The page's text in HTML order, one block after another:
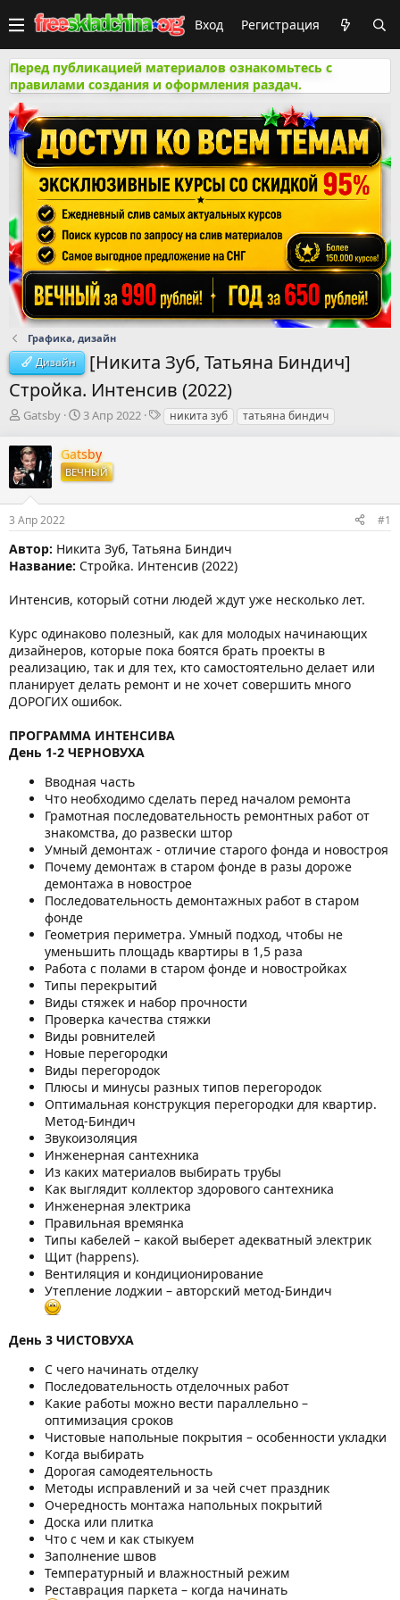
Вход Регистрация
Перед публикацией материалов ознакомьтесь с
правилами создания и оформления раздач.
Графика, дизайн
Дизайн
[Никита Зуб, Татьяна Биндич]
Стройка. Интенсив (2022)
А
т
о
р
м
ы
Gatsby
Д
т
а
н
а
л
а
3 Апр 2022
Тникита зуб татьяна биндич
Gatsby
ВЕЧНЫЙ
3 Апр 2022 #1
Автор: Никита Зуб, Татьяна Биндич
Название: Стройка. Интенсив (2022)
Интенсив, который сотни людей ждут уже несколько лет.
Курс одинаково полезный, как для молодых начинающих
дизайнеров, которые пока боятся брать проекты в
реализацию, так и для тех, кто самостоятельно делает или
планирует делать ремонт и не хочет совершить много
ДОРОГИХ ошибок.
ПРОГРАММА ИНТЕНСИВА
День 1-2 ЧЕРНОВУХА
Вводная часть
Что необходимо сделать перед началом ремонта
Грамотная последовательность ремонтных работ от
знакомства, до развески штор
Умный демонтаж - отличие старого фонда и новостроя
Почему демонтаж в старом фонде в разы дороже
демонтажа в новострое
Последовательность демонтажных работ в старом
фонде
Геометрия периметра. Умный подход, чтобы не
уменьшить площадь квартиры в 1,5 раза
Работа с полами в старом фонде и новостройках
Типы перекрытий
Виды стяжек и набор прочности
Проверка качества стяжки
Виды ровнителей
Новые перегородки
Виды перегородок
Плюсы и минусы разных типов перегородок
Оптимальная конструкция перегородки для квартир.
Метод-Биндич
Звукоизоляция
Инженерная сантехника
Из каких материалов выбирать трубы
Как выглядит коллектор здорового сантехника
Инженерная электрика
Правильная времянка
Типы кабелей – какой выберет адекватный электрик
Щит (happens).
Вентиляция и кондиционирование
Утепление лоджии – авторский метод-Биндич
День 3 ЧИСТОВУХА
С чего начинать отделку
Последовательность отделочных работ
Какие работы можно вести параллельно –
оптимизация сроков
Чистовые напольные покрытия – особенности укладки
Когда выбирать
Дорогая самодеятельность
Методы исправлений и за чей счет праздник
Очередность монтажа напольных покрытий
Доска или плитка
Что с чем и как стыкуем
Заполнение швов
Температурный и влажностный режим
Реставрация паркета – когда начинать